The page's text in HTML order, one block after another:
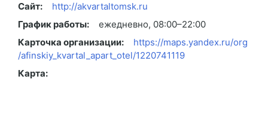
Сайт:
http://akvartaltomsk.ru
График работы:
ежедневно, 08:00–22:00
Карточка организации:
https://maps.yandex.ru/org
/afinskiy_kvartal_apart_otel/1220741119
Карта: